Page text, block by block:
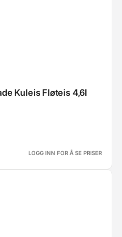
Kuleis Fløteis 4,6l
LOGG INN FOR Å SE PRISER